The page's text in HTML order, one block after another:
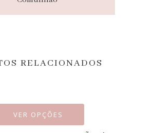
RELACIONADOS
VER OPÇÕES